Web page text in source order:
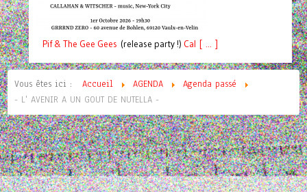
Pif& The Gee Gees (release party !) Cal [ ... ]
Vous êtes ici : Accueil AGENDA
Agenda passé
- L' AVENIR A UN GOUT DE NUTELLA -